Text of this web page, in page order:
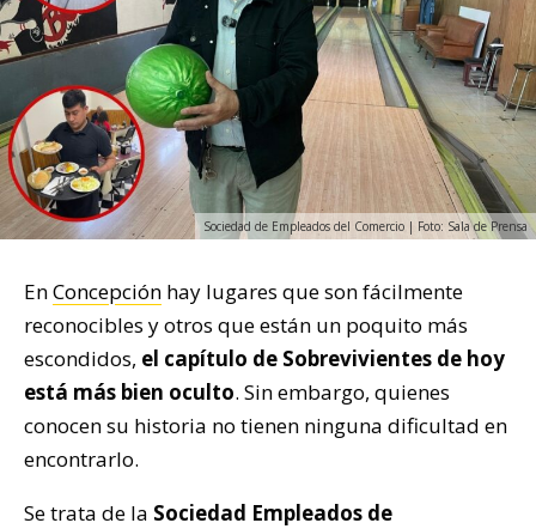
Sociedad de Empleados del Comercio | Foto: Sala de Prensa
EnConcepción hay lugares que son fácilmente
reconocibles y otros que están un poquito más
escondidos, el capítulo de Sobrevivientes de hoy
está más bien oculto. Sin embargo, quienes
conocen su historia no tienen ninguna dificultad en
encontrarlo.
Se trata de la Sociedad Empleados de